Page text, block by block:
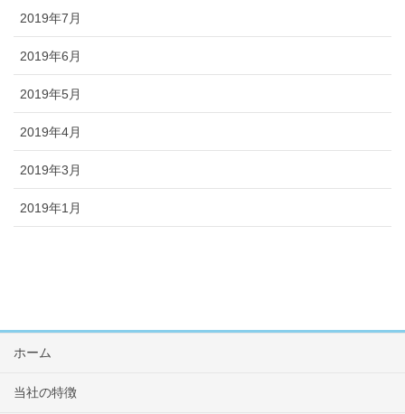
2019年7月
2019年6月
2019年5月
2019年4月
2019年3月
2019年1月
ホーム
当社の特徴